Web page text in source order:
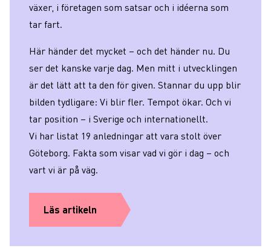
växer, i företagen som satsar och i idéerna som
tar fart.
Här händer det mycket – och det händer nu. Du
ser det kanske varje dag. Men mitt i utvecklingen
är det lätt att ta den för given. Stannar du upp blir
bilden tydligare: Vi blir fler. Tempot ökar. Och vi
tar position – i Sverige och internationellt.
Vi har listat 19 anledningar att vara stolt över
Göteborg. Fakta som visar vad vi gör i dag – och
vart vi är på väg.
Läs artikeln